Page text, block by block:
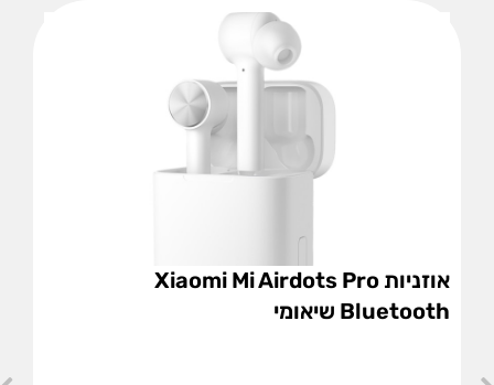
אוזניות Xiaomi Mi Airdots Pro
Bluetooth שיאומי